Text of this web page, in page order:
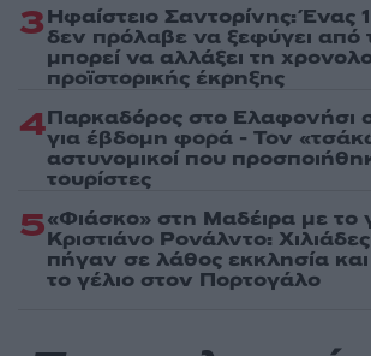
3Ηφαίστειο Σαντορίνης: Ένας
δεν πρόλαβε να ξεφύγει από
μπορεί να αλλάξει τη
προϊστορικής έκρηξης
4Παρκαδόρος στο Ελαφονήσι
για έβδομη φορά - Τον
αστυνομικοί που
τουρίστες
5«Φιάσκο» στη Μαδέιρα με το
Κριστιάνο Ρονάλντο:
πήγαν σε λάθος εκκλησία
το γέλιο στον Πορτογάλο